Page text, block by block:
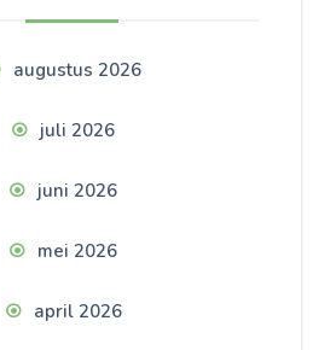
augustus 2026
juli 2026
juni 2026
mei 2026
april 2026